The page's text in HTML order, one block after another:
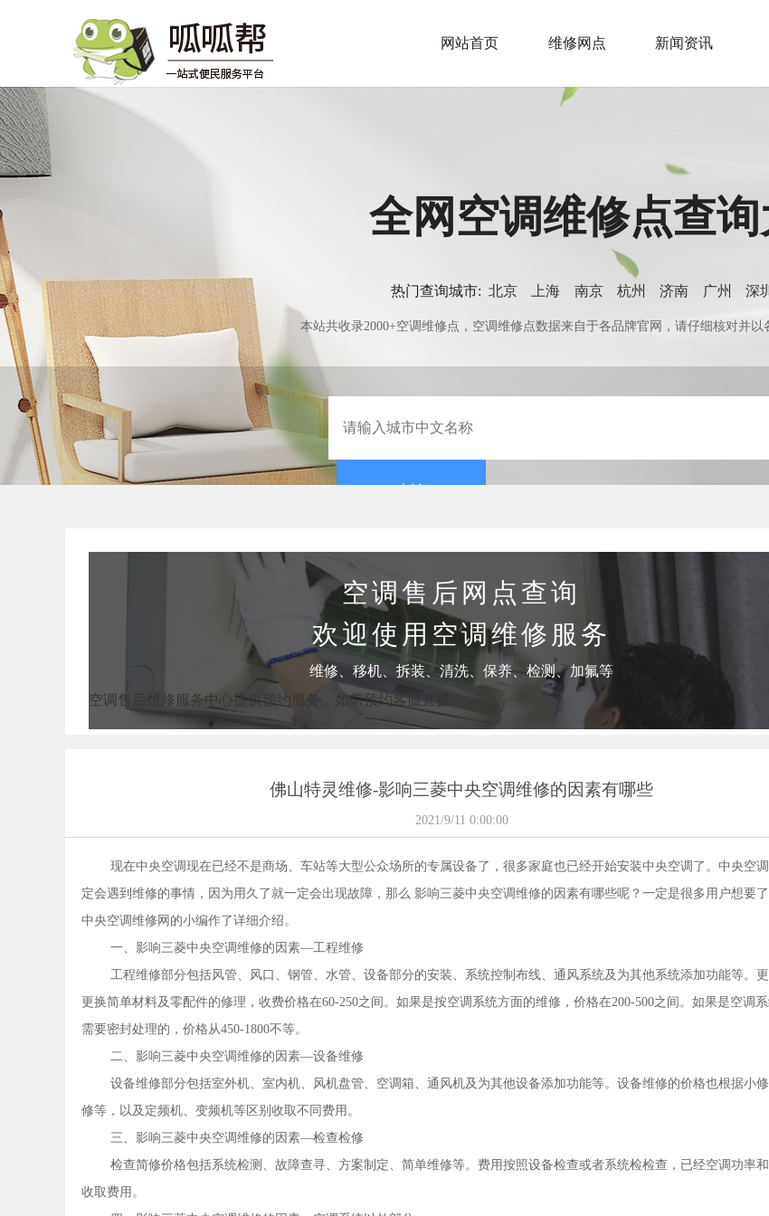
网站首页 维修网点 新闻资讯
全网空调维修点查
热门查询城市: 北京 上海 南京 杭州 济南 广州 深圳
本站共收录2000+空调维修点，空调维修点数据来自于各品牌官网，请仔细核对并
空调售后网点查询
欢迎使用空调维修服务
维修、移机、拆装、清洗、保养、检测、加氟等
空调售后维修服务中心提供预约服务，如需预约客服直拨：
佛山特灵维修-影响三菱中央空调维修的因素有哪些
2021/9/11 0:00:00
现在中央空调现在已经不是商场、车站等大型公众场所的专属设备了，很多家庭也已经开始安装中央空调了。中央空
定会遇到维修的事情，因为用久了就一定会出现故障，那么 影响三菱中央空调维修的因素有哪些呢？一定是很多用户想要了
中央空调维修网的小编作了详细介绍。
一、影响三菱中央空调维修的因素—工程维修
工程维修部分包括风管、风口、钢管、水管、设备部分的安装、系统控制布线、通风系统及为其他系统添加功能等。
更换简单材料及零配件的修理，收费价格在60-250之间。如果是按空调系统方面的维修，价格在200-500之间。如果是空调系
需要密封处理的，价格从450-1800不等。
二、影响三菱中央空调维修的因素—设备维修
设备维修部分包括室外机、室内机、风机盘管、空调箱、通风机及为其他设备添加功能等。设备维修的价格也根据小
修等，以及定频机、变频机等区别收取不同费用。
三、影响三菱中央空调维修的因素—检查检修
检查简修价格包括系统检测、故障查寻、方案制定、简单维修等。费用按照设备检查或者系统检检查，已经空调功率
收取费用。